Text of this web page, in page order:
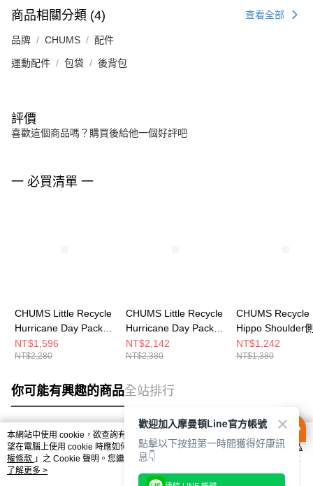
商品相關分類 (4) 查看全部
品牌 CHUMS 配件
運動配件 包袋 後背包
評價
喜歡這個商品嗎？購買後給他一個好評吧
一 必買清單 一
CHUMS Little Recycle
Hurricane Day Pack後
背包 CH603804C101
NT$1,596
NT$2,280
CHUMS Little Recycle
Hurricane Day Pack後
背包 Archive
CH603804Z401
NT$2,142
NT$2,380
CHUMS Recycle
Hippo Shoulder
CH603847K001
NT$1,242
NT$1,380
你可能有興趣的商品全站排行
熱門標籤
本網站中使用 cookie，欲查詢有關本網站使用 cookie 方式之詳情，及若您不希
望在電腦上使用 cookie 時應如何變更電腦的 cookie 設定，請參閱本網站「
隱私
權條款 」之 Cookie 聲明。您繼續使用本網站即表示您同意本公司得按本網站使
用條款之 Cookie 聲明使用 cookie。
了解更多 >
歡迎加入摩曼頓Line官方帳號
點擊以下按鈕第一時間獲得好康訊
息👇